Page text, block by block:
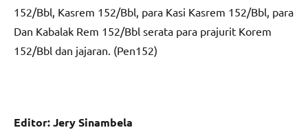
152/Bbl, Kasrem 152/Bbl, para Kasi Kasrem 152/Bbl, para
Dan Kabalak Rem 152/Bbl serata para prajurit Korem
152/Bbl dan jajaran. (Pen152)
Editor: Jery Sinambela